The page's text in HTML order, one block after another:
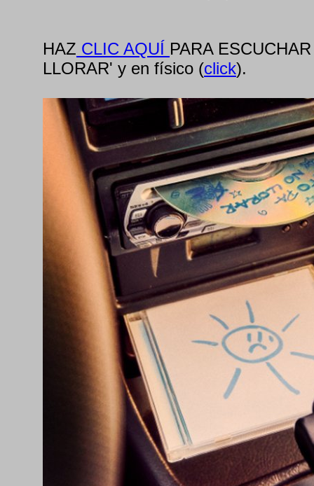
HAZ CLIC AQUÍ PARA
LLORAR' y en físico (click).